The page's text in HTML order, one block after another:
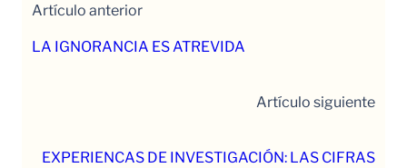
Artículo anterior
LA IGNORANCIA ES ATREVIDA
Artículo siguiente
EXPERIENCAS DE INVESTIGACIÓN: LAS CIFRAS